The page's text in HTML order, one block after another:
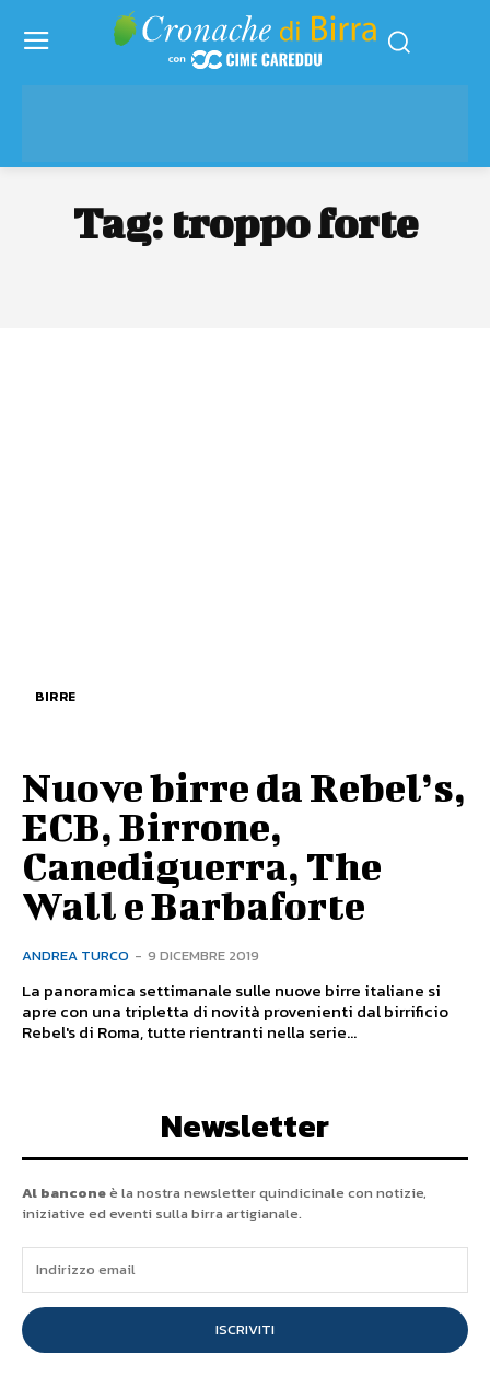
Tag: troppo forte
BIRRE
Nuove birre da Rebel’s,
ECB, Birrone,
Canediguerra, The
Wall e Barbaforte
ANDREA TURCO - 9 DICEMBRE 2019
La panoramica settimanale sulle nuove birre italiane si
apre con una tripletta di novità provenienti dal birrificio
Rebel's di Roma, tutte rientranti nella serie...
Newsletter
Al banconeè la nostra newsletter quindicinale con notizie,
iniziative ed eventi sulla birra artigianale.
ISCRIVITI